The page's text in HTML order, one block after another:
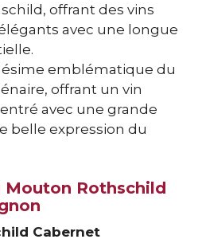
offrant des vins
avec une longue
emblématique du
offrant un vin
avec une grande
belle expression du
Rothschild
Cabernet